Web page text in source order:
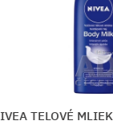
MLIEKO -